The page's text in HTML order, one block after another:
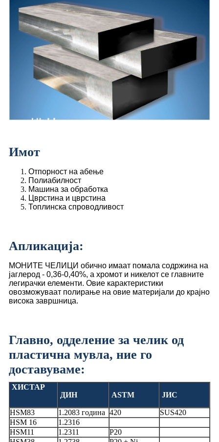
Имот
Отпорност на абење
Полиабилност
Машина за обработка
Цврстина и цврстина
Топлинска спроводливост
Апликација:
МОНИТЕ ЧЕЛИЦИ обично имаат помала содржина на
јаглерод - 0,36-0,40%, а хромот и никелот се главните
легирачки елементи. Овие карактеристики
овозможуваат полирање на овие материјали до крајно
висока завршница.
Главно, одделение за челик од
пластична мувла, ние го
доставуваме:
ХИСТАР
ДИН
ASTM ЈИС
HSM83 1.2083 година 420
SUS420
HSM 16
1.2316
HSM11
1.2311
P20